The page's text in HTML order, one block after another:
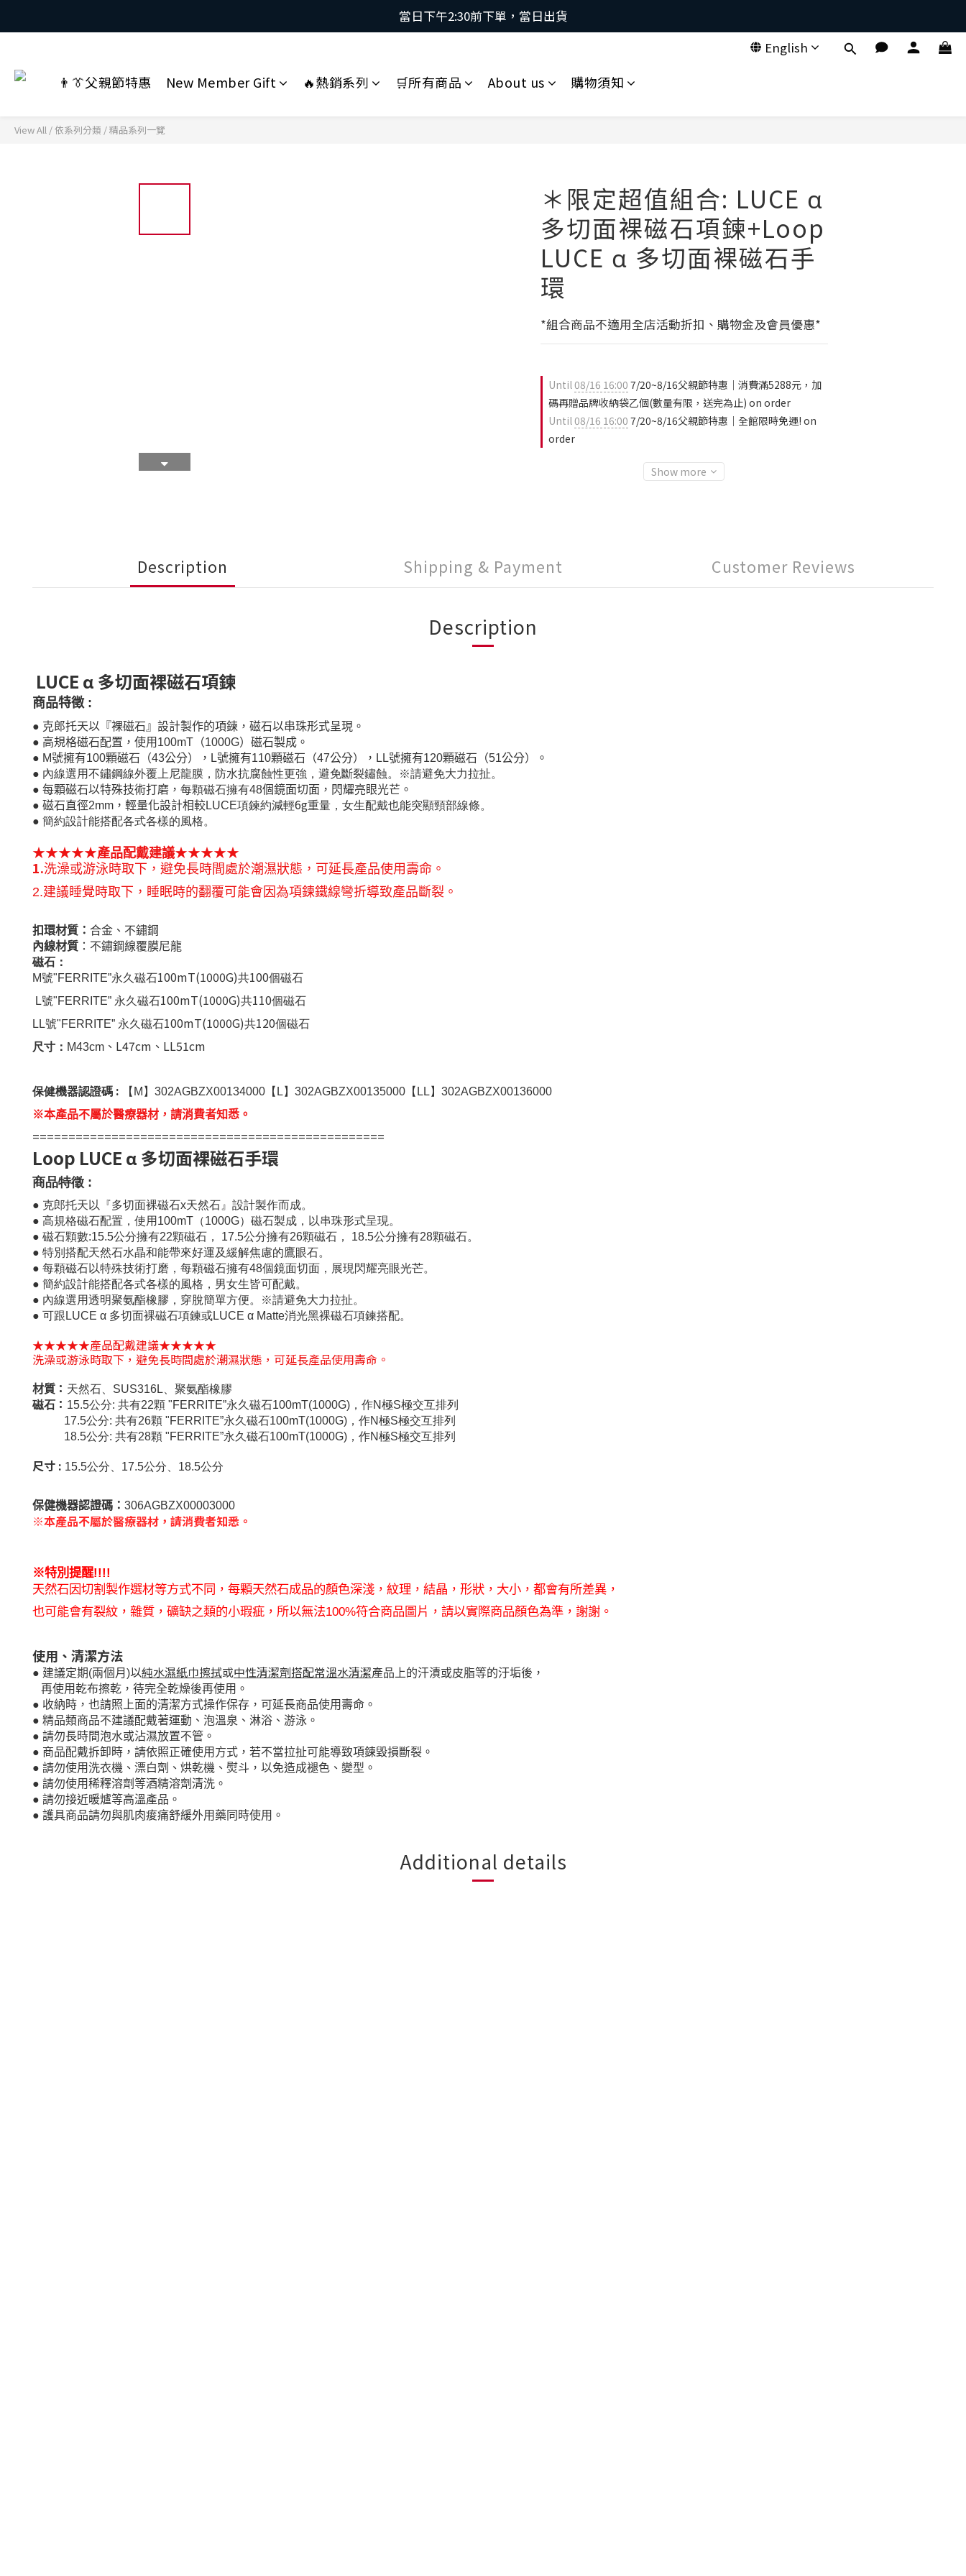
當日下午2:30前下單，當日出貨
當日下午2:30前下單，當日出貨
採用日本獨家專利技術，有效促進血液循環，舒緩緊繃肌肉。
English
👨👔父親節特惠 New Member Gift 🔥熱銷系列 🛒所有商品 About us 購物須知
View All /依系列分類 /精品系列一覽
＊限定超值組合: LUCE α
多切面裸磁石項鍊+Loop
LUCE α 多切面裸磁石手
環
*組合商品不適用全店活動折扣、購物金及會員優惠*
Until08/16 16:00 7/20~8/16父親節特惠｜消費滿5288元，加
碼再贈品牌收納袋乙個(數量有限，送完為止) on order
Until08/16 16:00 7/20~8/16父親節特惠｜全館限時免運! on
order
Show more
Description Shipping & Payment Customer Reviews
Description
LUCE α 多切面裸磁石項鍊
商品特徵:
● 克郎托天以『裸磁石』設計製作的項鍊，磁石以串珠形式呈現 。
● 高規格磁石配置，使用 100mT （1000G）磁石製成。
● M號擁有100顆磁石（43公分）， L號擁有110顆磁石（47公分）， LL號擁有120顆磁石（51公分）。
● 內線選用不鏽鋼線外覆上尼龍膜，防水抗腐蝕性更強，避免斷裂鏽蝕。
※請避免大力拉扯。
● 每顆磁石以特殊技術打磨， 每顆磁石擁有48個鏡面切面，閃耀亮眼光芒。
● 磁石直徑2mm ，輕量化設計相較LUCE項鍊約減輕6g重量，女生配戴也能突顯頸部線條。
● 簡約設計能搭配各式各樣的風格。
★★★★★產品配戴建議★★★★★
1.洗澡或游泳時取下，避免長時間處於潮濕狀態，可延長產品使用壽命。
2.建議睡覺時取下，睡眠時的翻覆可能會因為項鍊鐵線彎折導致產品斷裂 。
扣環材質： 合金、不鏽鋼
內線材質 ：不鏽鋼線覆膜尼龍
磁石：
M號"FERRITE”永久磁石100mT(1000G)共100個磁石
L號"FERRITE” 永久磁石100mT(1000G)共110個磁石
LL號"FERRITE” 永久磁石100mT(1000G)共120個磁石
尺寸： M43cm 、 L47cm 、 LL51cm
保健機器認證碼 : 【 M 】 302AGBZX00134000 【 L 】 302AGBZX00135000 【 LL 】 302AGBZX00136000
※本產品不屬於醫療器材，請消費者知悉。
=================================================
Loop LUCE α 多切面裸磁石手環
商品特徵 :
● 克郎托天以『多切面裸磁石x天然石』設計製作而成。
● 高規格磁石配置，使用100mT（1000G）磁石製成，以串珠形式呈現。
● 磁石顆數:15.5公分擁有22顆磁石， 17.5公分擁有26顆磁石， 18.5公分擁有28顆磁石。
● 特別搭配天然石水晶和能帶來好運及緩解焦慮的鷹眼石。
● 每顆磁石以特殊技術打磨，每顆磁石擁有48個鏡面切面，展現閃耀亮眼光芒。
● 簡約設計能搭配各式各樣的風格，男女生皆可配戴。
● 內線選用透明聚氨酯橡膠，穿脫簡單方便。※請避免大力拉扯。
● 可跟LUCE α 多切面裸磁石項鍊或LUCE α Matte消光黑裸磁石項鍊搭配。
★★★★★產品配戴建議★★★★★
洗澡或游泳時取下，避免長時間處於潮濕狀態，可延長產品使用壽命。
材質 ： 天然石、SUS316L、聚氨酯橡膠
磁石 ： 15.5公分: 共有22顆 "FERRITE”永久磁石100mT(1000G)， 作N極S極交互排列
17.5公分: 共有26顆 "FERRITE”永久磁石100mT(1000G) ， 作N極S極交互排列
18.5公分: 共有28顆 "FERRITE”永久磁石100mT(1000G) ， 作N極S極交互排列
尺寸 : 15.5公分、 17.5公分、 18.5公分
保健機器認證碼： 306AGBZX00003000
※本產品不屬於醫療器材，請消費者知悉。
※特別提醒!!!!
天然石因切割製作選材等方式不同，每顆天然石成品的顏色深淺，紋理，結晶，形狀，大小，都會有所差異，
也可能會有裂紋，雜質，礦缺之類的小瑕疵，所以無法100%符合商品圖片，請以實際商品顏色為準，謝謝。
使用、清潔方法
● 建議定期(兩個月 )以純水濕紙巾擦拭或中性清潔劑搭配常溫水清潔產品上的汗漬或皮脂等的汙垢後，
再使用乾布擦乾，待完全乾燥後再使用。
● 收納時，也請照上面的清潔方式操作保存，可延長商品使用壽命。
● 精品類商品不建議配戴著運動、泡溫泉、淋浴、游泳。
● 請勿長時間泡水或沾濕放置不管。
● 商品配戴拆卸時，請依照正確使用方式，若不當拉扯可能導致項鍊毀損斷裂。
● 請勿使用洗衣機、漂白劑、烘乾機、熨斗，以免造成褪色、變型。
● 請勿使用稀釋溶劑等酒精溶劑清洗。
● 請勿接近暖爐等高溫產品。
● 護具商品請勿與肌肉痠痛舒緩外用藥同時使用。
Additional details